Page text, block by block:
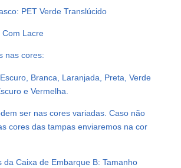
PET Verde Translúcido
Com Lacre
nas cores:
Branca, Laranjada, Preta, Verde
e Vermelha.
ser nas cores variadas. Caso não
cores das tampas enviaremos na cor
da Caixa de Embarque B: Tamanho